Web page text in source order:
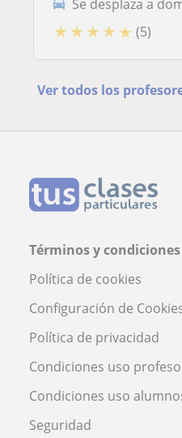
Se desplaza a
★ ★ ★ ★ ★ (5)
Ver todos los
Términos y condiciones
Política de cookies
Configuración de
Política de privacidad
Condiciones uso
Condiciones uso
Seguridad